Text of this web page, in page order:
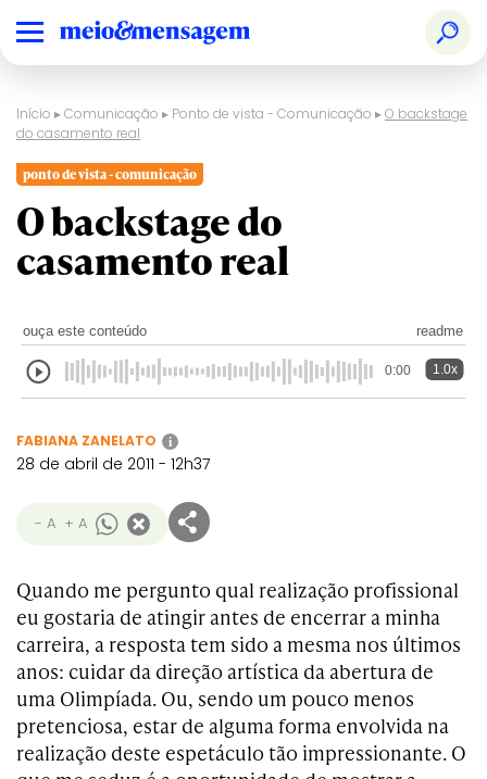
Início ▸Comunicação ▸ Ponto de vista - Comunicação ▸O backstage
do casamento real
ponto de vista - comunicação
O backstage do
casamento real
ouça este conteúdo readme
0:00 1.0x
FABIANA ZANELATO i
28 de abril de 2011 - 12h37
- A + A
Quando me pergunto qual realização profissional
eu gostaria de atingir antes de encerrar a minha
carreira, a resposta tem sido a mesma nos últimos
anos: cuidar da direção artística da abertura de
uma Olimpíada. Ou, sendo um pouco menos
pretenciosa, estar de alguma forma envolvida na
realização deste espetáculo tão impressionante. O